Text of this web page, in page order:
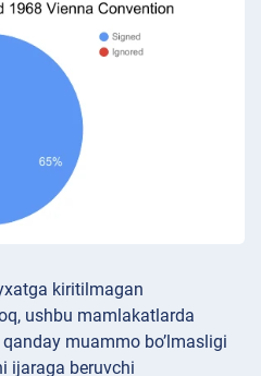
kiritilmagan
ushbu mamlakatlarda
muammo bo’lmasligi
ijaraga beruvchi